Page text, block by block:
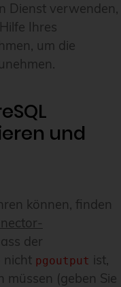
Dienst verwenden,
Ihres
um die
und
können, finden
der
nicht pgoutput ist,
müssen (geben Sie